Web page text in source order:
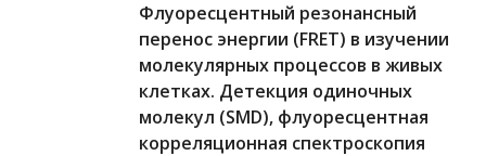
Флуоресцентный резонансный
перенос энергии (FRET) в изучении
молекулярных процессов в живых
клетках. Детекция одиночных
молекул (SMD), флуоресцентная
корреляционная спектроскопия